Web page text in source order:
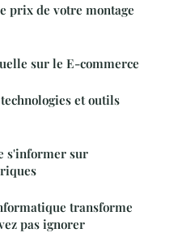
prix de votre montage
sur le E-commerce
et outils
s'informer sur
transforme
pas ignorer